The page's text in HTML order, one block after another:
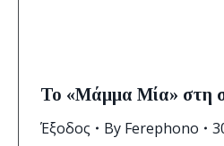
Το «Μάμμα Μία» στη
Έξοδος
By Ferephono